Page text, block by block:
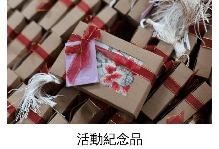
活動紀念品